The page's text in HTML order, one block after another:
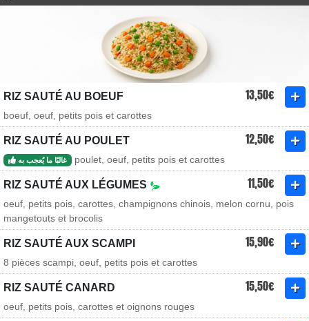
RIZ SAUTÉ AU BOEUF 13,50€
boeuf, oeuf, petits pois et carottes
RIZ SAUTÉ AU POULET 12,50€
غالبًا ما يُعجب به poulet, oeuf, petits pois et carottes
RIZ SAUTÉ AUX LÉGUMES 11,50€
oeuf, petits pois, carottes, champignons chinois, melon cornu, pois
mangetouts et brocolis
RIZ SAUTÉ AUX SCAMPI 15,90€
8 pièces scampi, oeuf, petits pois et carottes
RIZ SAUTÉ CANARD 15,50€
oeuf, petits pois, carottes et oignons rouges